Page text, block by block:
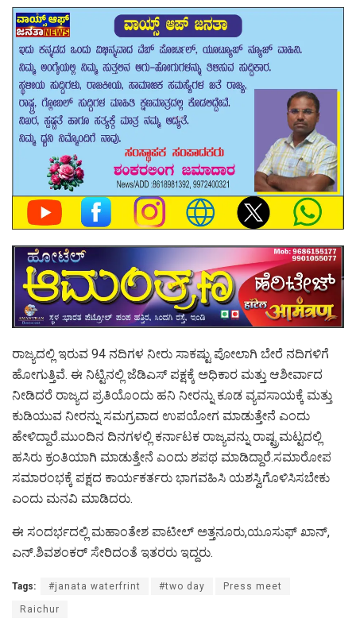
ರಾಜ್ಯದಲ್ಲಿ ಇರುವ 94 ನದಿಗಳ ನೀರು ಸಾಕಷ್ಟು ಪೋಲಾಗಿ ಬೇರೆ ನದಿಗಳಿಗೆ
ಹೋಗುತ್ತಿವೆ. ಈ ನಿಟ್ಟಿನಲ್ಲಿ ಜೆಡಿಎಸ್ ಪಕ್ಷಕ್ಕೆ ಅಧಿಕಾರ ಮತ್ತು ಆಶೀರ್ವಾದ
ನೀಡಿದರೆ ರಾಜ್ಯದ ಪ್ರತಿಯೊಂದು ಹನಿ ನೀರನ್ನು ಕೂಡ ವ್ಯವಸಾಯಕ್ಕೆ ಮತ್ತು
ಕುಡಿಯುವ ನೀರನ್ನು ಸಮಗ್ರವಾದ ಉಪಯೋಗ ಮಾಡುತ್ತೇನೆ ಎಂದು
ಹೇಳಿದ್ದಾರೆ.ಮುಂದಿನ ದಿನಗಳಲ್ಲಿ ಕರ್ನಾಟಕ ರಾಜ್ಯವನ್ನು ರಾಷ್ಟ್ರಮಟ್ಟದಲ್ಲಿ
ಹಸಿರು ಕ್ರಂತಿಯಾಗಿ ಮಾಡುತ್ತೇನೆ ಎಂದು ಶಪಥ ಮಾಡಿದ್ದಾರೆ.ಸಮಾರೋಪ
ಸಮಾರಂಭಕ್ಕೆ ಪಕ್ಷದ ಕಾರ್ಯಕರ್ತರು ಭಾಗವಹಿಸಿ ಯಶಸ್ವಿಗೊಳಿಸಿಸಬೇಕು
ಎಂದು ಮನವಿ ಮಾಡಿದರು.
ಈ ಸಂದರ್ಭದಲ್ಲಿ ಮಹಾಂತೇಶ ಪಾಟೀಲ್ ಅತ್ತನೂರು,ಯೂಸುಫ್ ಖಾನ್,
ಎನ್.ಶಿವಶಂಕರ್ ಸೇರಿದಂತೆ ಇತರರು ಇದ್ದರು.
Tags: #janata waterfrint #two day Press meet
Raichur